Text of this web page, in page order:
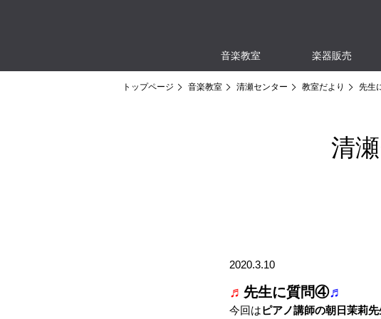
音楽教室 楽器販売
トップページ 音楽教室 清瀬センター 教室だより 先生
清
2020.3.10
♬ 先生に質問④♬
今回はピアノ講師の朝日茉莉先